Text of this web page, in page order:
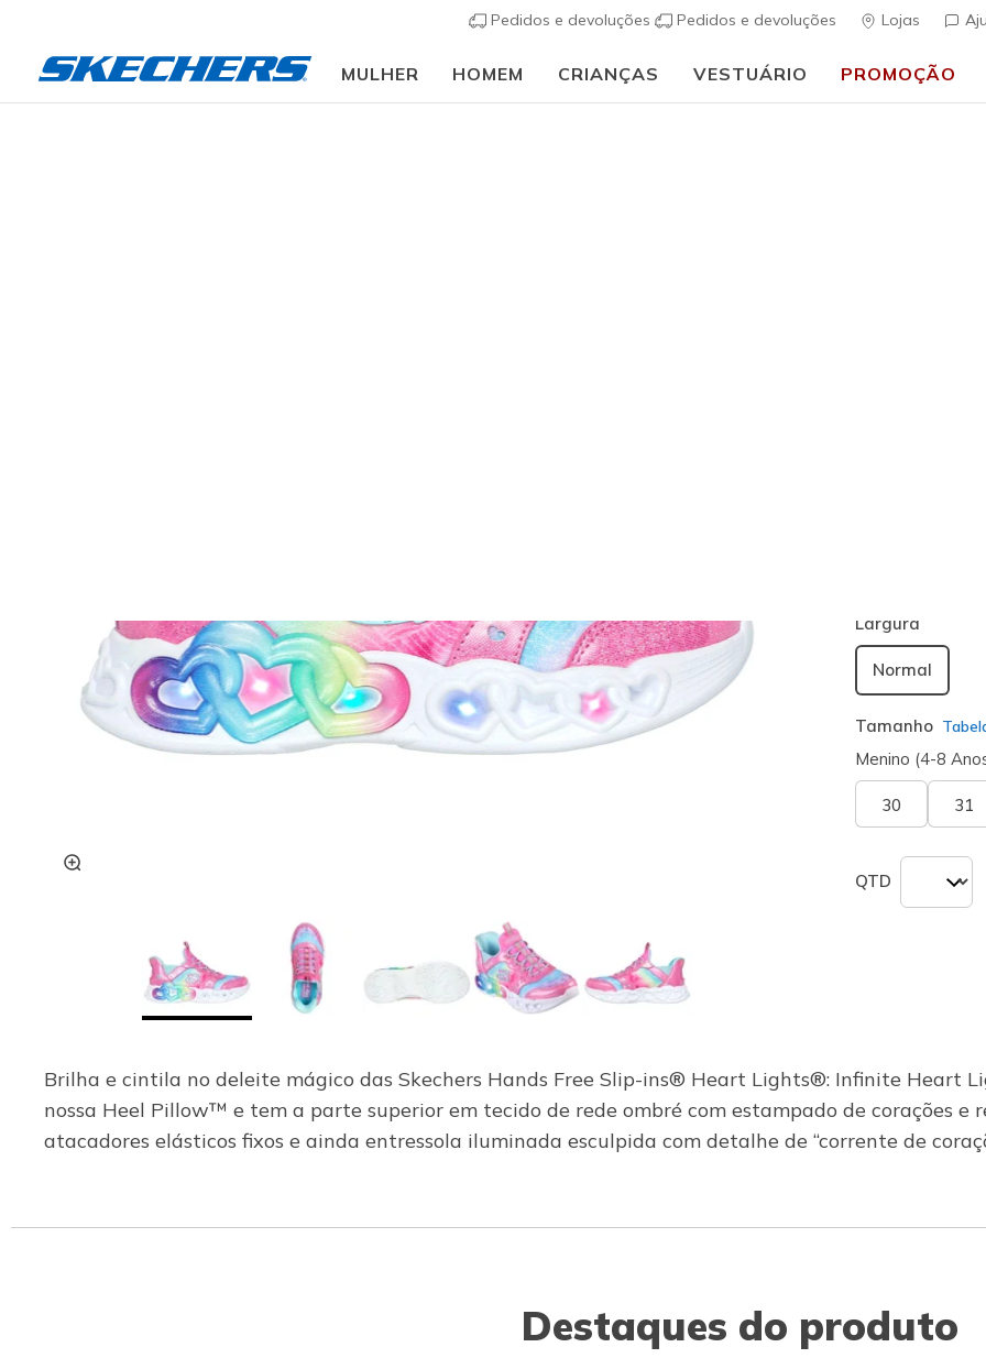
Pedidos e devoluções Pedidos e devoluções Lojas
MULHER HOMEM CRIANÇAS VESTUÁRIO PROMOÇÃO
Largura
Normal
Tamanho
Menino (4-8
30 31
QTD
Brilha e cintila no deleite mágico das Skechers Hands Free Slip-ins® Heart Lights®: Infinite Heart
nossa Heel Pillow™ e tem a parte superior em tecido de rede ombré com estampado de corações e
atacadores elásticos fixos e ainda entressola iluminada esculpida com detalhe de “corrente de
Destaques do produto